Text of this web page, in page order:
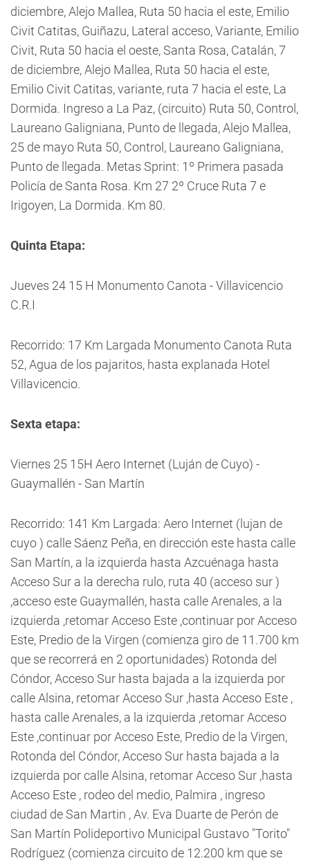
diciembre, Alejo Mallea, Ruta 50 hacia el este, Emilio
Civit Catitas, Guiñazu, Lateral acceso, Variante, Emilio
Civit, Ruta 50 hacia el oeste, Santa Rosa, Catalán, 7
de diciembre, Alejo Mallea, Ruta 50 hacia el este,
Emilio Civit Catitas, variante, ruta 7 hacia el este, La
Dormida. Ingreso a La Paz, (circuito) Ruta 50, Control,
Laureano Galigniana, Punto de llegada, Alejo Mallea,
25 de mayo Ruta 50, Control, Laureano Galigniana,
Punto de llegada. Metas Sprint: 1º Primera pasada
Policía de Santa Rosa. Km 27 2º Cruce Ruta 7 e
Irigoyen, La Dormida. Km 80.
Quinta Etapa:
Jueves 24 15 H Monumento Canota - Villavicencio
C.R.I
Recorrido: 17 Km Largada Monumento Canota Ruta
52, Agua de los pajaritos, hasta explanada Hotel
Villavicencio.
Sexta etapa:
Viernes 25 15H Aero Internet (Luján de Cuyo) -
Guaymallén - San Martín
Recorrido: 141 Km Largada: Aero Internet (lujan de
cuyo ) calle Sáenz Peña, en dirección este hasta calle
San Martín, a la izquierda hasta Azcuénaga hasta
Acceso Sur a la derecha rulo, ruta 40 (acceso sur )
,acceso este Guaymallén, hasta calle Arenales, a la
izquierda ,retomar Acceso Este ,continuar por Acceso
Este, Predio de la Virgen (comienza giro de 11.700 km
que se recorrerá en 2 oportunidades) Rotonda del
Cóndor, Acceso Sur hasta bajada a la izquierda por
calle Alsina, retomar Acceso Sur ,hasta Acceso Este ,
hasta calle Arenales, a la izquierda ,retomar Acceso
Este ,continuar por Acceso Este, Predio de la Virgen,
Rotonda del Cóndor, Acceso Sur hasta bajada a la
izquierda por calle Alsina, retomar Acceso Sur ,hasta
Acceso Este , rodeo del medio, Palmira , ingreso
ciudad de San Martin , Av. Eva Duarte de Perón de
San Martín Polideportivo Municipal Gustavo "Torito"
Rodríguez (comienza circuito de 12.200 km que se